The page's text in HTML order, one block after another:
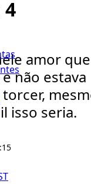
amor que
não estava
isso seria.